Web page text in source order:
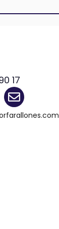
17